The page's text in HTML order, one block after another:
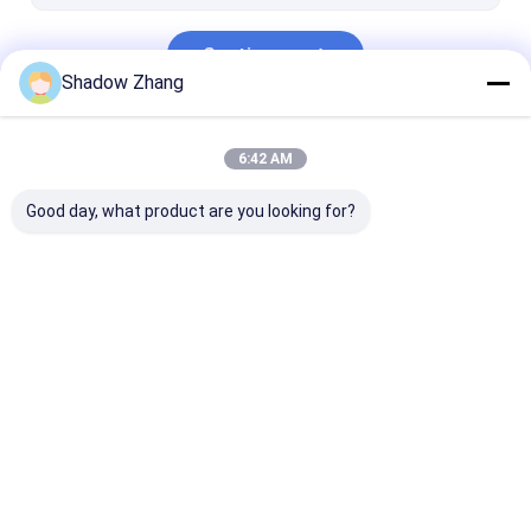
Continuar
Nuestras Categorías
Shadow Zhang
6:42 AM
Good day, what product are you looking for?